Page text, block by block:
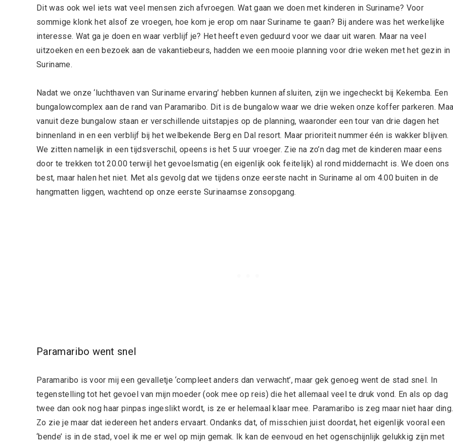
Dit was ook wel iets wat veel mensen zich afvroegen. Wat gaan we doen met kinderen in Suriname? Voor
sommige klonk het alsof ze vroegen, hoe kom je erop om naar Suriname te gaan? Bij andere was het werkelijke
interesse. Wat ga je doen en waar verblijf je? Het heeft even geduurd voor we daar uit waren. Maar na veel
uitzoeken en een bezoek aan de vakantiebeurs, hadden we een mooie planning voor drie weken met het gezin in
Suriname.
Nadat we onze ‘luchthaven van Suriname ervaring’ hebben kunnen afsluiten, zijn we ingecheckt bij Kekemba. Een
bungalowcomplex aan de rand van Paramaribo. Dit is de bungalow waar we drie weken onze koffer parkeren.
vanuit deze bungalow staan er verschillende uitstapjes op de planning, waaronder een tour van drie dagen het
binnenland in en een verblijf bij het welbekende Berg en Dal resort. Maar prioriteit nummer één is wakker blijven.
We zitten namelijk in een tijdsverschil, opeens is het 5 uur vroeger. Zie na zo’n dag met de kinderen maar eens
door te trekken tot 20.00 terwijl het gevoelsmatig (en eigenlijk ook feitelijk) al rond middernacht is. We doen ons
best, maar halen het niet. Met als gevolg dat we tijdens onze eerste nacht in Suriname al om 4.00 buiten in de
hangmatten liggen, wachtend op onze eerste Surinaamse zonsopgang.
Paramaribo went snel
Paramaribo is voor mij een gevalletje ‘compleet anders dan verwacht’, maar gek genoeg went de stad snel. In
tegenstelling tot het gevoel van mijn moeder (ook mee op reis) die het allemaal veel te druk vond. En als op dag
twee dan ook nog haar pinpas ingeslikt wordt, is ze er helemaal klaar mee. Paramaribo is zeg maar niet haar ding.
Zo zie je maar dat iedereen het anders ervaart. Ondanks dat, of misschien juist doordat, het eigenlijk vooral een
‘bende’ is in de stad, voel ik me er wel op mijn gemak. Ik kan de eenvoud en het ogenschijnlijk gelukkig zijn met